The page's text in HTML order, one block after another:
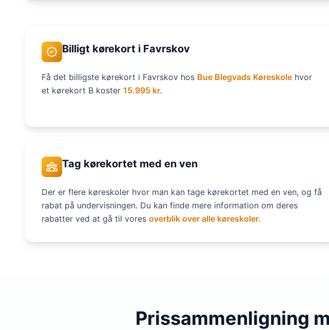
Billigt kørekort i Favrskov
Få det billigste kørekort i Favrskov hos Bue Blegvads Køreskole hvor
et kørekort B koster 15.995 kr.
Tag kørekortet med en ven
Der er flere køreskoler hvor man kan tage kørekortet med en ven, og få
rabat på undervisningen. Du kan finde mere information om deres
rabatter ved at gå til vores overblik over alle køreskoler.
Prissammenligning